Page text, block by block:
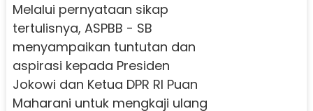
Melalui pernyataan sikap
tertulisnya, ASPBB - SB
menyampaikan tuntutan dan
aspirasi kepada Presiden
Jokowi dan Ketua DPR RI Puan
Maharani untuk mengkaji ulang